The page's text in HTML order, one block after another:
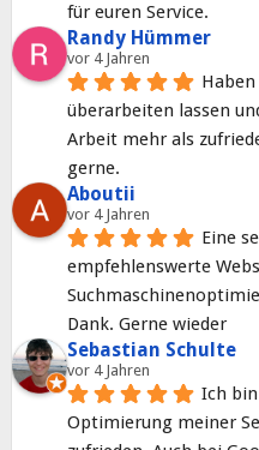
für euren Service.
Randy Hümmer
vor 4 Jahren
überarbeiten lassen
Arbeit mehr als
gerne.
Aboutii
vor 4 Jahren
Eine
empfehlenswerte
Dank. Gerne wieder
Sebastian Schulte
vor 4 Jahren
Ich
Optimierung meiner